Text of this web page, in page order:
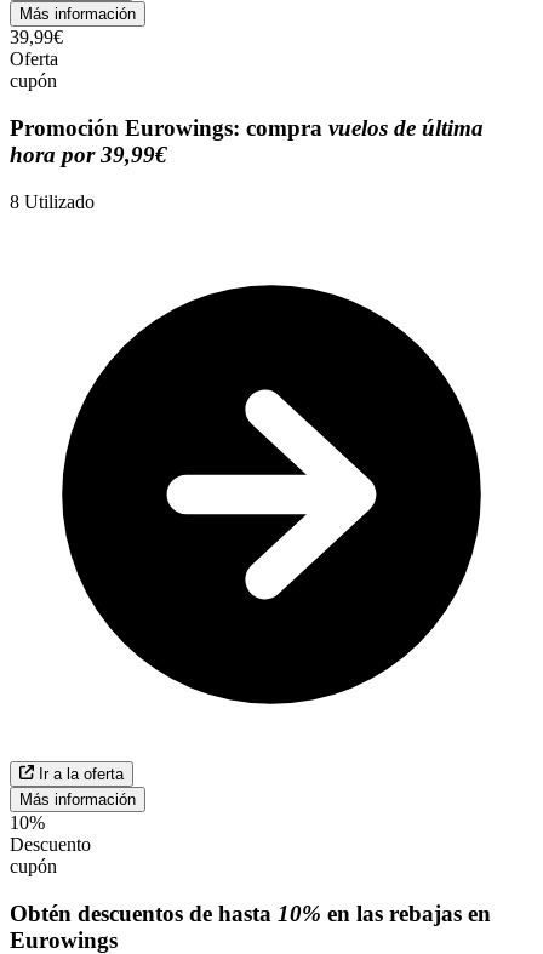
Más información
39,99€
Oferta
cupón
Promoción Eurowings: compra vuelos de última
hora por 39,99€
8 Utilizado
Ir a la oferta
Más información
10%
Descuento
cupón
Obtén descuentos de hasta 10% en las rebajas en
Eurowings